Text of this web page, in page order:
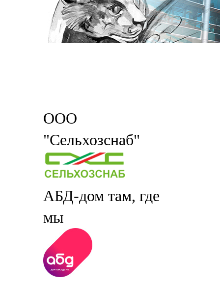
ООО
"Сельхозснаб"
АБД-дом там, где
мы